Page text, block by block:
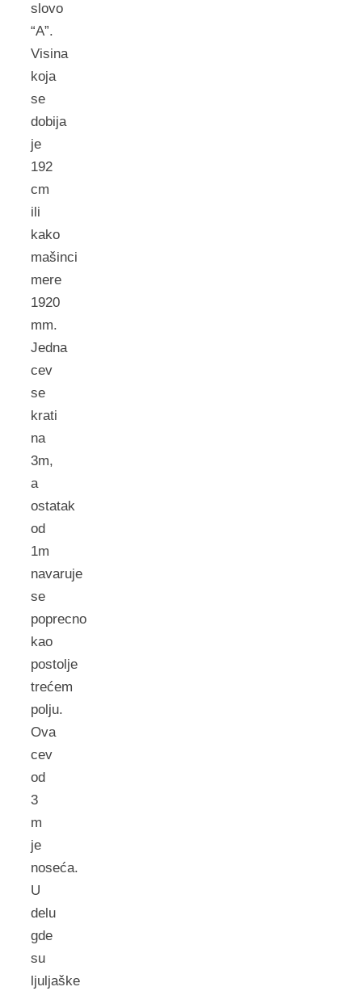
slovo
“A”.
Visina
koja
se
dobija
je
192
cm
ili
kako
mašinci
mere
1920
mm.
Jedna
cev
se
krati
na
3m,
a
ostatak
od
1m
navaruje
se
poprecno
kao
postolje
trećem
polju.
Ova
cev
od
3
m
je
noseća.
U
delu
gde
su
ljuljaške